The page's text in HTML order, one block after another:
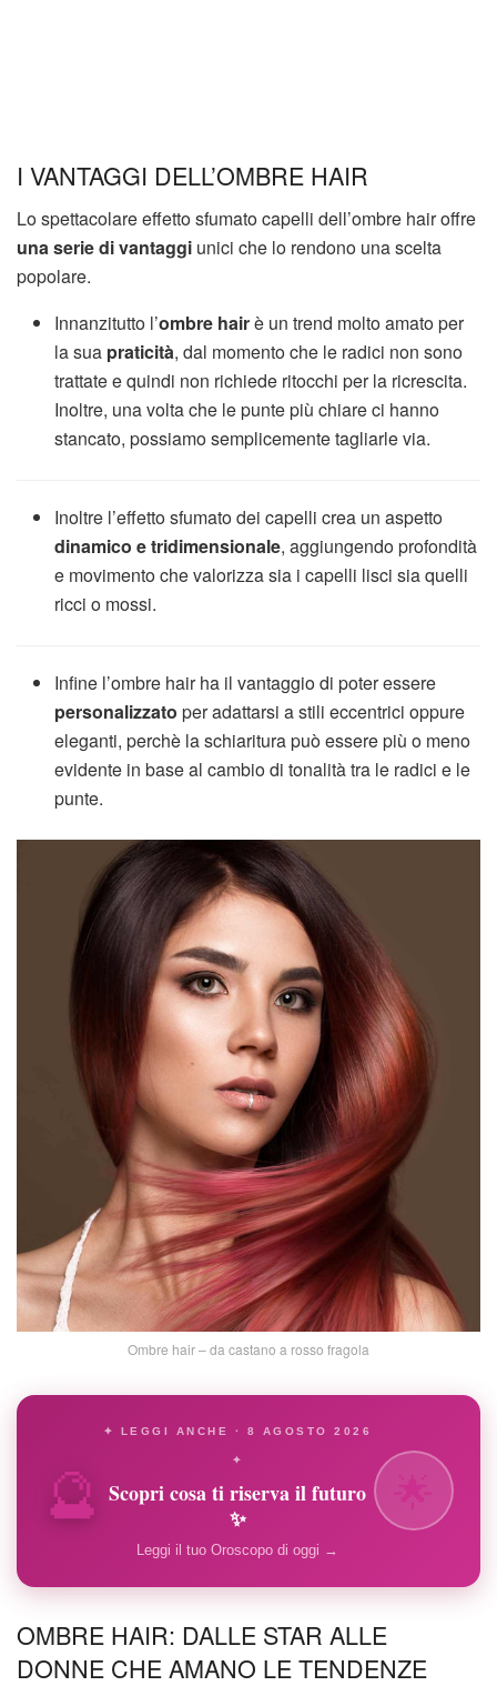
I VANTAGGI DELL’OMBRE HAIR
Lo spettacolare effetto sfumato capelli dell’ombre hair offre
una serie di vantaggi unici che lo rendono una scelta
popolare.
Innanzitutto l’ombre hairè un trend molto amato per
la sua praticità, dal momento che le radici non sono
trattate e quindi non richiede ritocchi per la ricrescita.
Inoltre, una volta che le punte più chiare ci hanno
stancato, possiamo semplicemente tagliarle via.
Inoltre l’effetto sfumato dei capelli crea un aspetto
dinamico e tridimensionale, aggiungendo profondità
e movimento che valorizza sia i capelli lisci sia quelli
ricci o mossi.
Infine l’ombre hair ha il vantaggio di poter essere
personalizzato per adattarsi a stili eccentrici oppure
eleganti, perchè la schiaritura può essere più o meno
evidente in base al cambio di tonalità tra le radici e le
punte.
Ombre hair – da castano a rosso fragola
🔮
✦ LEGGI ANCHE · 8 AGOSTO 2026
✦
Scopri cosa ti riserva il futuro
✨
Leggi il tuo Oroscopo di oggi →
OMBRE HAIR: DALLE STAR ALLE
DONNE CHE AMANO LE TENDENZE